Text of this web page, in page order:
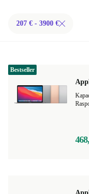
207 € - 3900 €
Bestseller